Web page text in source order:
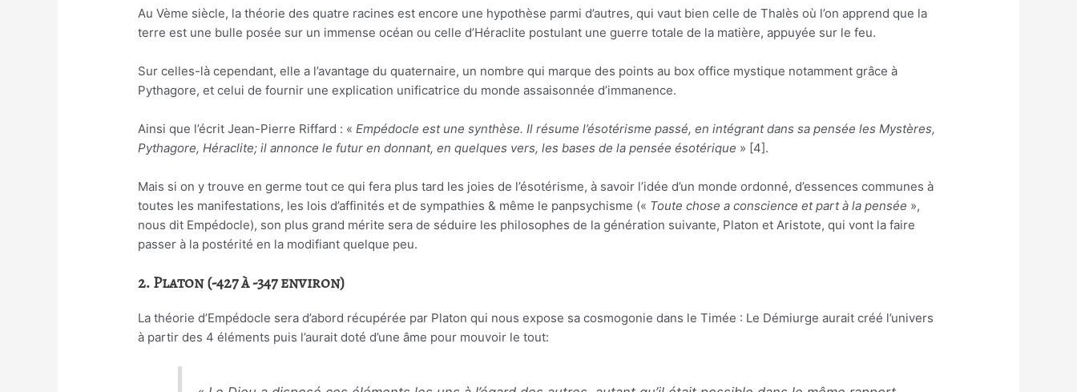
Au Vème siècle, la théorie des quatre racines est encore une hypothèse parmi d’autres, qui vaut bien celle de Thalès où l’on apprend que la
terre est une bulle posée sur un immense océan ou celle d’Héraclite postulant une guerre totale de la matière, appuyée sur le feu.
Sur celles-là cependant, elle a l’avantage du quaternaire, un nombre qui marque des points au box office mystique notamment grâce à
Pythagore, et celui de fournir une explication unificatrice du monde assaisonnée d’immanence.
Ainsi que l’écrit Jean-Pierre Riffard : « Empédocle est une synthèse. Il résume l’ésotérisme passé, en intégrant dans sa pensée les Mystères,
Pythagore, Héraclite; il annonce le futur en donnant, en quelques vers, les bases de la pensée ésotérique » [4].
Mais si on y trouve en germe tout ce qui fera plus tard les joies de l’ésotérisme, à savoir l’idée d’un monde ordonné, d’essences communes à
toutes les manifestations, les lois d’affinités et de sympathies & même le panpsychisme (« Toute chose a conscience et part à la pensée »,
nous dit Empédocle), son plus grand mérite sera de séduire les philosophes de la génération suivante, Platon et Aristote, qui vont la faire
passer à la postérité en la modifiant quelque peu.
2. Platon (-427 à -347 environ)
La théorie d’Empédocle sera d’abord récupérée par Platon qui nous expose sa cosmogonie dans le Timée : Le Démiurge aurait créé l’univers
à partir des 4 éléments puis l’aurait doté d’une âme pour mouvoir le tout: